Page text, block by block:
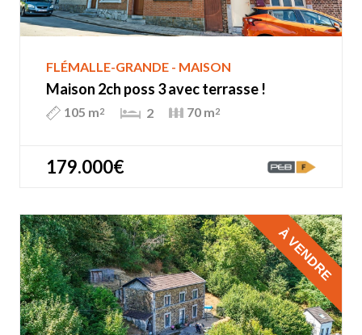
FLÉMALLE-GRANDE - MAISON
Maison 2ch poss 3 avec terrasse !
105 m2 2 70 m2
179.000€
À VENDRE